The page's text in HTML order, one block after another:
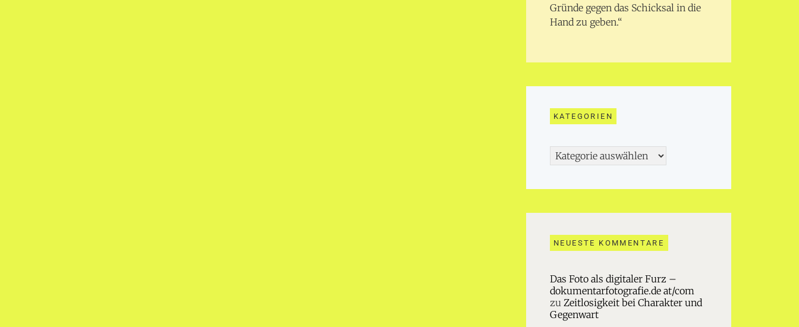
Gründe gegen das Schicksal in die
Hand zu geben.“
KATEGORIEN
Kategorien
NEUESTE KOMMENTARE
Das Foto als digitaler Furz –
dokumentarfotografie.de at/com
zu Zeitlosigkeit bei Charakter und
Gegenwart